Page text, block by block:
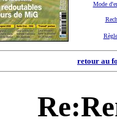
Mode
retour au